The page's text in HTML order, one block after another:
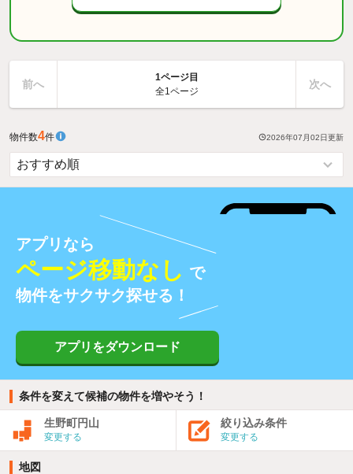
前へ
1ページ目
全1ページ
次へ
物件数4件 2026年07月02日更新
アプリなら
ページ移動なし で
物件をサクサク探せる！
アプリをダウンロード
条件を変えて候補の物件を増やそう！
生野町円山
変更する
絞り込み条件
変更する
地図